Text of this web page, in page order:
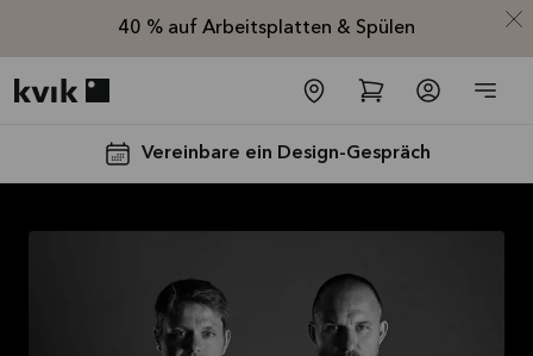
40 % auf Arbeitsplatten & Spülen
Vereinbare ein Design-Gespräch